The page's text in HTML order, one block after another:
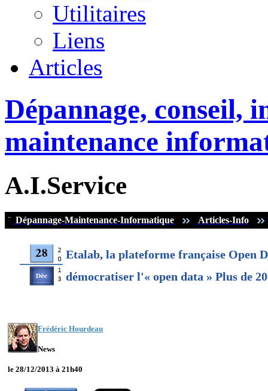
Utilitaires
Liens
Articles
Dépannage, conseil,
maintenance
A.I.Service
¨ Dépannage-Maintenance-Informatique Articles-Info
Etalab, la plateforme française Open
démocratiser l'« open data » Plus de
Frédéric Hourdeau
News
le 28/12/2013 à 21h40